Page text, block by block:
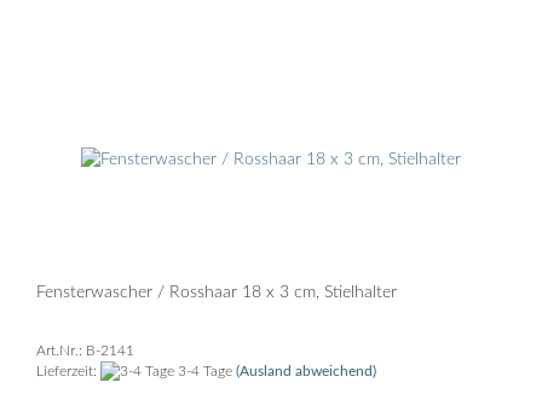
Fensterwascher / Rosshaar 18 x 3 cm, Stielhalter
Art.Nr.: B-2141
Lieferzeit:
3-4 Tage (Ausland abweichend)